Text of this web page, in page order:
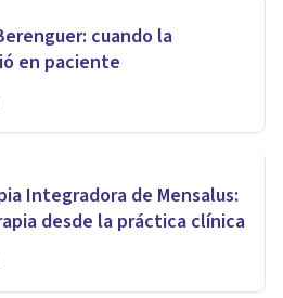
cuando la
en paciente
Integradora de Mensalus:
desde la práctica clínica